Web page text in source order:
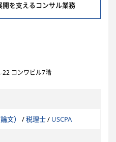
開を支えるコンサル業務
22 コンワビル7階
文） /税理士/ USCPA